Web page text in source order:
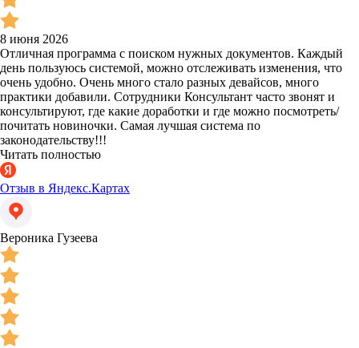
8 июня 2026
Отличная программа с поиском нужных документов. Каждый
день пользуюсь системой, можно отслеживать изменения, что
очень удобно. Очень много стало разных девайсов, много
практики добавили. Сотрудники Консультант часто звонят и
консультируют, где какие доработки и где можно посмотреть/
почитать новиночки. Самая лучшая система по
законодательству!!!
Читать полностью
Отзыв в Яндекс.Картах
Вероника Гузеева